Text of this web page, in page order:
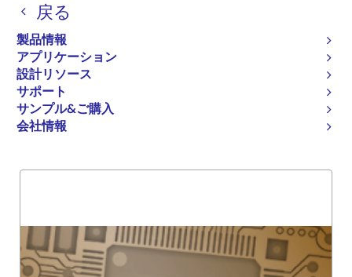
戻る
製品情報
アプリケーション
設計リソース
サポート
サンプル&ご購入
会社情報
く
ず
廃止品
16 BIT LATCHED TRANSCEIVER W/CHIP
ENABLE
概要 製品選択